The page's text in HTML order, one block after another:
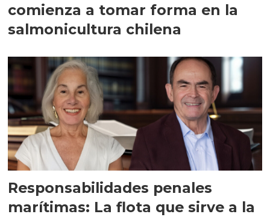
comienza a tomar forma en la
salmonicultura chilena
Responsabilidades penales
marítimas: La flota que sirve a la